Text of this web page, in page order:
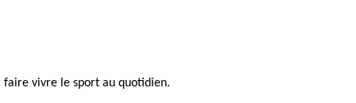
faire vivre le sport au quotidien.